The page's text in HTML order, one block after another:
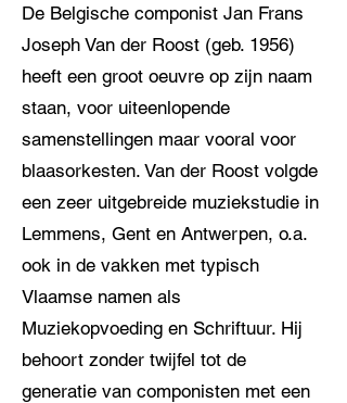
De Belgische componist Jan Frans
Joseph Van der Roost (geb. 1956)
heeft een groot oeuvre op zijn naam
staan, voor uiteenlopende
samenstellingen maar vooral voor
blaasorkesten. Van der Roost volgde
een zeer uitgebreide muziekstudie in
Lemmens, Gent en Antwerpen, o.a.
ook in de vakken met typisch
Vlaamse namen als
Muziekopvoeding en Schriftuur. Hij
behoort zonder twijfel tot de
generatie van componisten met een